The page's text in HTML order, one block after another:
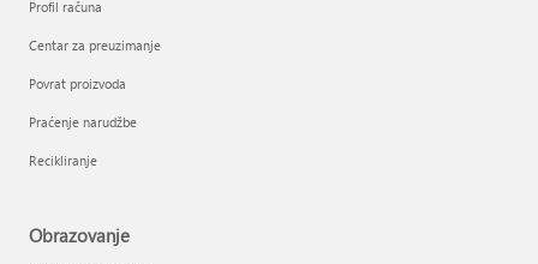
Profil računa
Centar za preuzimanje
Povrat proizvoda
Praćenje narudžbe
Recikliranje
Obrazovanje